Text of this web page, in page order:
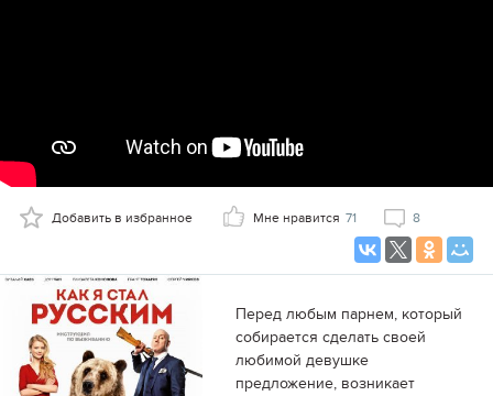
Добавить в избранное Мне нравится 71 8
Перед любым парнем, который
собирается сделать своей
любимой девушке
предложение, возникает